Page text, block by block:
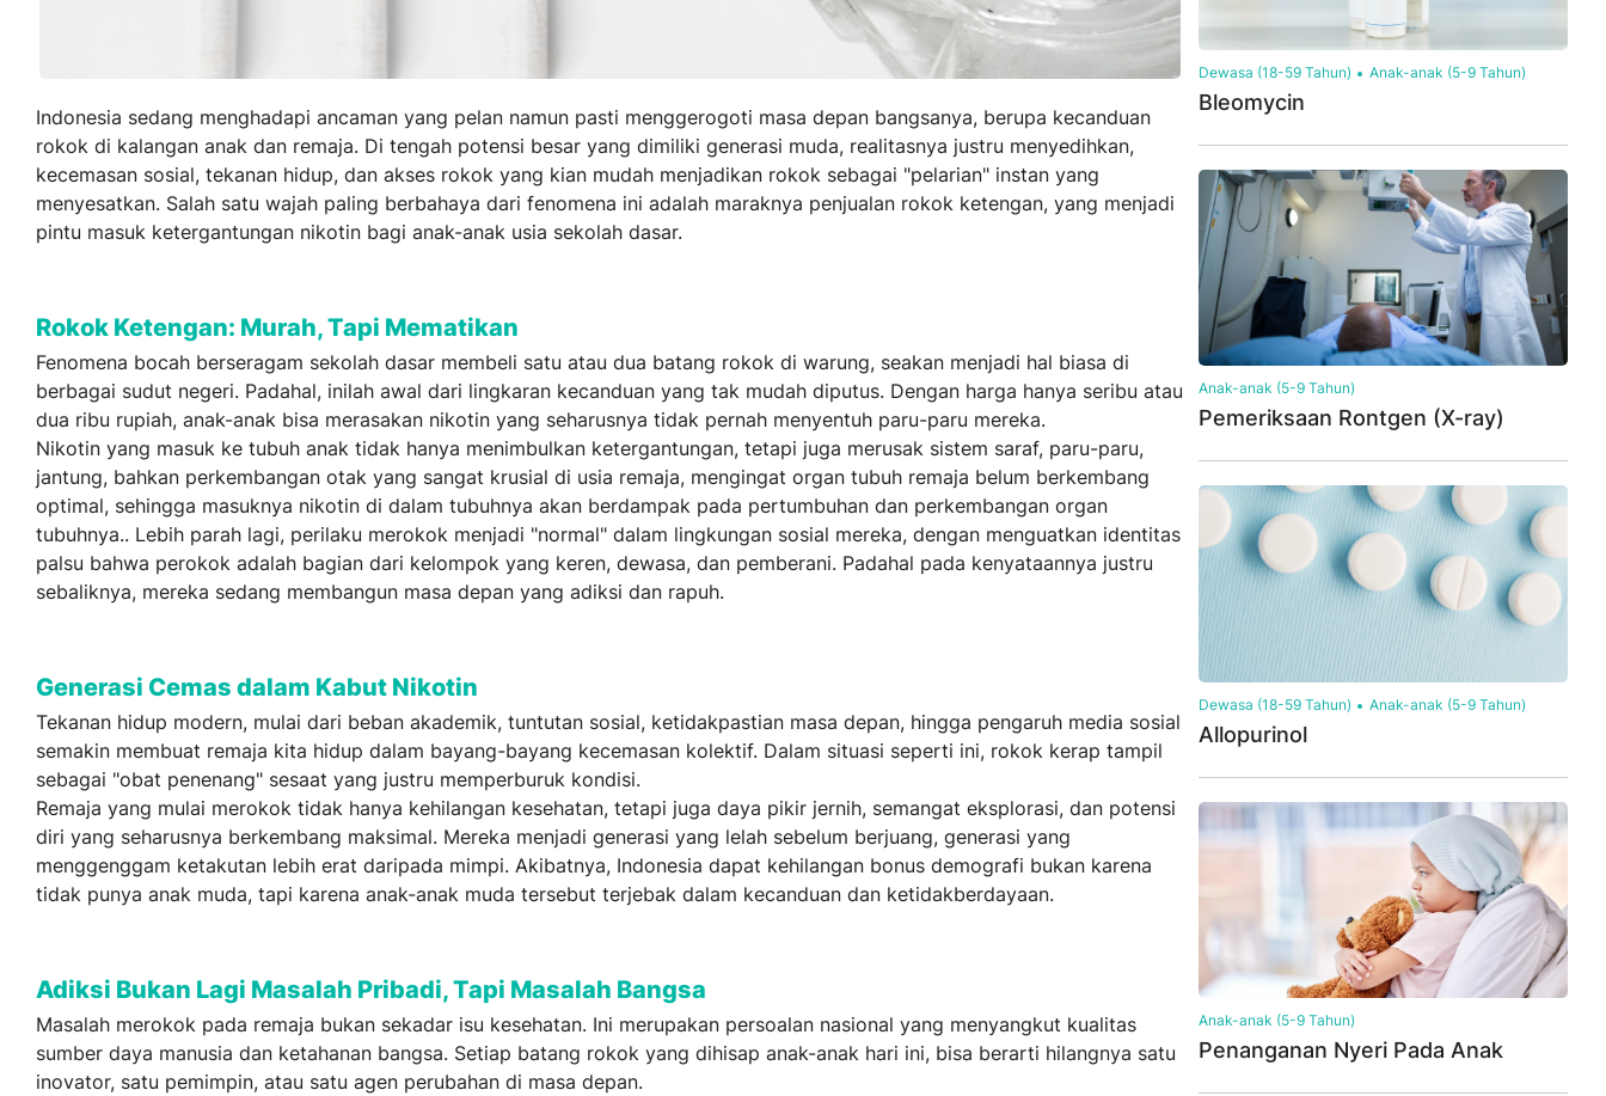
Indonesia sedang menghadapi ancaman yang pelan namun pasti menggerogoti masa depan bangsanya, berupa kecanduan
rokok di kalangan anak dan remaja. Di tengah potensi besar yang dimiliki generasi muda, realitasnya justru menyedihkan,
kecemasan sosial, tekanan hidup, dan akses rokok yang kian mudah menjadikan rokok sebagai "pelarian" instan yang
menyesatkan. Salah satu wajah paling berbahaya dari fenomena ini adalah maraknya penjualan rokok ketengan, yang menjadi
pintu masuk ketergantungan nikotin bagi anak-anak usia sekolah dasar.
Rokok Ketengan: Murah, Tapi Mematikan
Fenomena bocah berseragam sekolah dasar membeli satu atau dua batang rokok di warung, seakan menjadi hal biasa di
berbagai sudut negeri. Padahal, inilah awal dari lingkaran kecanduan yang tak mudah diputus. Dengan harga hanya seribu atau
dua ribu rupiah, anak-anak bisa merasakan nikotin yang seharusnya tidak pernah menyentuh paru-paru mereka.
Nikotin yang masuk ke tubuh anak tidak hanya menimbulkan ketergantungan, tetapi juga merusak sistem saraf, paru-paru,
jantung, bahkan perkembangan otak yang sangat krusial di usia remaja, mengingat organ tubuh remaja belum berkembang
optimal, sehingga masuknya nikotin di dalam tubuhnya akan berdampak pada pertumbuhan dan perkembangan organ
tubuhnya.. Lebih parah lagi, perilaku merokok menjadi "normal" dalam lingkungan sosial mereka, dengan menguatkan identitas
palsu bahwa perokok adalah bagian dari kelompok yang keren, dewasa, dan pemberani. Padahal pada kenyataannya justru
sebaliknya, mereka sedang membangun masa depan yang adiksi dan rapuh.
Generasi Cemas dalam Kabut Nikotin
Tekanan hidup modern, mulai dari beban akademik, tuntutan sosial, ketidakpastian masa depan, hingga pengaruh media sosial
semakin membuat remaja kita hidup dalam bayang-bayang kecemasan kolektif. Dalam situasi seperti ini, rokok kerap tampil
sebagai "obat penenang" sesaat yang justru memperburuk kondisi.
Remaja yang mulai merokok tidak hanya kehilangan kesehatan, tetapi juga daya pikir jernih, semangat eksplorasi, dan potensi
diri yang seharusnya berkembang maksimal. Mereka menjadi generasi yang lelah sebelum berjuang, generasi yang
menggenggam ketakutan lebih erat daripada mimpi. Akibatnya, Indonesia dapat kehilangan bonus demografi bukan karena
tidak punya anak muda, tapi karena anak-anak muda tersebut terjebak dalam kecanduan dan ketidakberdayaan.
Adiksi Bukan Lagi Masalah Pribadi, Tapi Masalah Bangsa
Masalah merokok pada remaja bukan sekadar isu kesehatan. Ini merupakan persoalan nasional yang menyangkut kualitas
sumber daya manusia dan ketahanan bangsa. Setiap batang rokok yang dihisap anak-anak hari ini, bisa berarti hilangnya satu
inovator, satu pemimpin, atau satu agen perubahan di masa depan.
Dewasa (18-59 Tahun) Anak-anak (5-9 Tahun)
Bleomycin
Anak-anak (5-9 Tahun)
Pemeriksaan Rontgen (X-ray)
Dewasa (18-59 Tahun) Anak-anak (5-9 Tahun)
Allopurinol
Anak-anak (5-9 Tahun)
Penanganan Nyeri Pada Anak